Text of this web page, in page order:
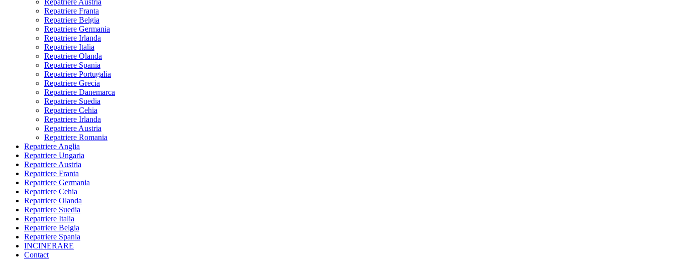
Repatriere Franta
Repatriere Belgia
Repatriere Germania
Repatriere Irlanda
Repatriere Italia
Repatriere Olanda
Repatriere Spania
Repatriere Portugalia
Repatriere Grecia
Repatriere Danemarca
Repatriere Suedia
Repatriere Cehia
Repatriere Irlanda
Repatriere Austria
Repatriere Romania
Repatriere Anglia
Repatriere Ungaria
Repatriere Austria
Repatriere Franta
Repatriere Germania
Repatriere Cehia
Repatriere Olanda
Repatriere Suedia
Repatriere Italia
Repatriere Belgia
Repatriere Spania
INCINERARE
Contact